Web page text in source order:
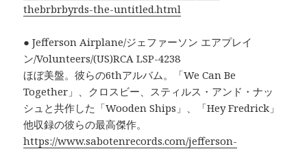
thebrbrbyrds-the-untitled.html
● Jefferson Airplane/ジェファーソン エアプレイ
ン/Volunteers/(US)RCA LSP-4238
ほぼ美盤。彼らの6thアルバム。「We Can Be
Together」、クロスビー、スティルス・アンド・ナッ
シュと共作した「Wooden Ships」、「Hey Fredrick」
他収録の彼らの最高傑作。
https://www.sabotenrecords.com/jefferson-